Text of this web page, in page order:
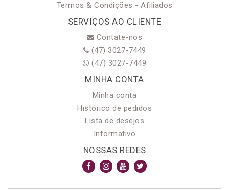
Termos & Condições - Afiliados
SERVIÇOS AO CLIENTE
Contate-nos
(47) 3027-7449
(47) 3027-7449
MINHA CONTA
Minha conta
Histórico de pedidos
Lista de desejos
Informativo
NOSSAS REDES